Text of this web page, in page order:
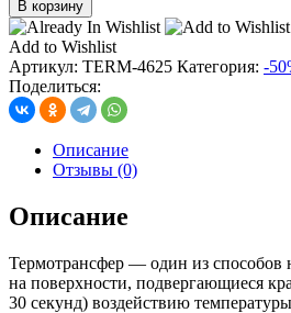
термотрансфер
Парень
с
рюкзаком
В корзину
Add to Wishlist
Артикул: TERM-4625 Категория: -
Поделиться:
Описание
Отзывы (0)
Описание
Термотрансфер — один из способов
на поверхности, подвергающиеся
30 секунд) воздействию